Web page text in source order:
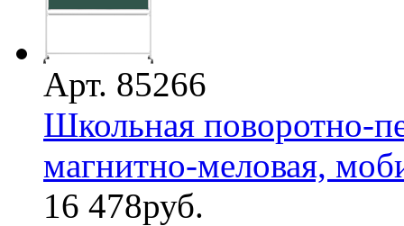
Арт. 85266
Школьная поворотно-
магнитно-меловая,
16 478руб.